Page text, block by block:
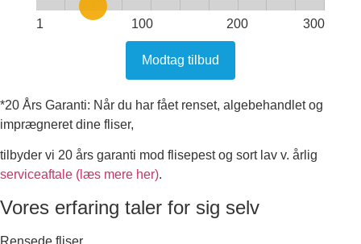
1 100 200 300
Modtag tilbud
*20 Års Garanti: Når du har fået renset, algebehandlet og
imprægneret dine fliser,
tilbyder vi 20 års garanti mod flisepest og sort lav v. årlig
serviceaftale (læs mere her).
Vores erfaring taler for sig selv
Rensede fliser